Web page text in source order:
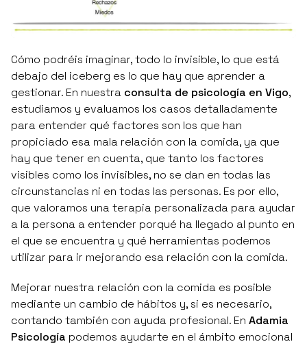
Cómo podréis imaginar, todo lo invisible, lo que está
debajo del iceberg es lo que hay que aprender a
gestionar. En nuestra consulta de psicología en Vigo,
estudiamos y evaluamos los casos detalladamente
para entender qué factores son los que han
propiciado esa mala relación con la comida, ya que
hay que tener en cuenta, que tanto los factores
visibles como los invisibles, no se dan en todas las
circunstancias ni en todas las personas. Es por ello,
que valoramos una terapia personalizada para ayudar
a la persona a entender porqué ha llegado al punto en
el que se encuentra y qué herramientas podemos
utilizar para ir mejorando esa relación con la comida.
Mejorar nuestra relación con la comida es posible
mediante un cambio de hábitos y, si es necesario,
contando también con ayuda profesional. En Adamia
Psicología podemos ayudarte en el ámbito emocional